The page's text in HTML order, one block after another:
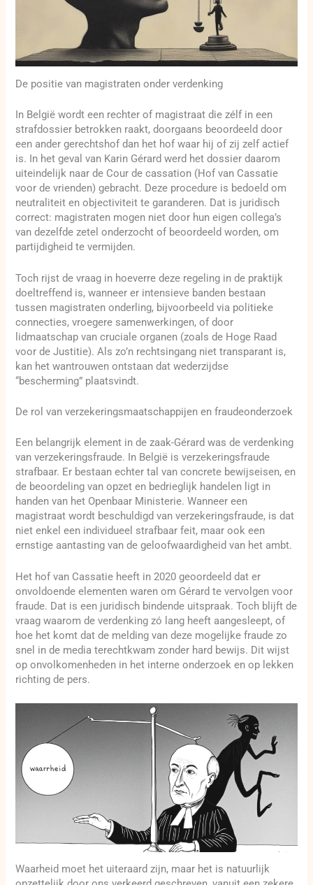
De positie van magistraten onder verdenking
In België wordt een rechter of magistraat die zélf in een
strafdossier betrokken raakt, doorgaans beoordeeld door
een ander gerechtshof dan het hof waar hij of zij zelf actief
is. In het geval van Karin Gérard werd het dossier daarom
uiteindelijk naar de Cour de cassation (Hof van Cassatie
voor de vrienden) gebracht. Deze procedure is bedoeld om
neutraliteit en objectiviteit te garanderen. Dat is juridisch
correct: magistraten mogen niet door hun eigen collega’s
van dezelfde zetel onderzocht of beoordeeld worden, om
partijdigheid te vermijden.
Toch rijst de vraag in hoeverre deze regeling in de praktijk
doeltreffend is, wanneer er intensieve banden bestaan
tussen magistraten onderling, bijvoorbeeld via politieke
connecties, vroegere samenwerkingen, of door
lidmaatschap van cruciale organen (zoals de Hoge Raad
voor de Justitie). Als zo’n rechtsingang niet transparant is,
kan het wantrouwen ontstaan dat wederzijdse
“bescherming” plaatsvindt.
De rol van verzekeringsmaatschappijen en fraudeonderzoek
Een belangrijk element in de zaak-Gérard was de verdenking
van verzekeringsfraude. In België is verzekeringsfraude
strafbaar. Er bestaan echter tal van concrete bewijseisen, en
de beoordeling van opzet en bedrieglijk handelen ligt in
handen van het Openbaar Ministerie. Wanneer een
magistraat wordt beschuldigd van verzekeringsfraude, is dat
niet enkel een individueel strafbaar feit, maar ook een
ernstige aantasting van de geloofwaardigheid van het ambt.
Het hof van Cassatie heeft in 2020 geoordeeld dat er
onvoldoende elementen waren om Gérard te vervolgen voor
fraude. Dat is een juridisch bindende uitspraak. Toch blijft de
vraag waarom de verdenking zó lang heeft aangesleept, of
hoe het komt dat de melding van deze mogelijke fraude zo
snel in de media terechtkwam zonder hard bewijs. Dit wijst
op onvolkomenheden in het interne onderzoek en op lekken
richting de pers.
Waarheid moet het uiteraard zijn, maar het is natuurlijk